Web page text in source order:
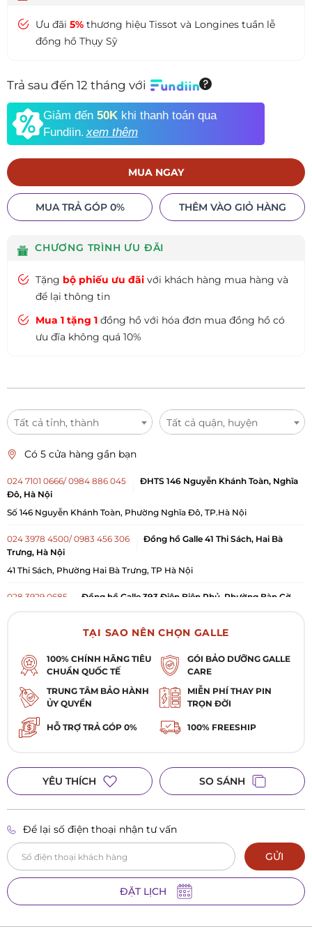
Ưu đãi 5% thương hiệu Tissot và Longines tuần lễ
đồng hồ Thụy Sỹ
Trả sau đến 12 tháng với
Giảm đến 50K khi thanh toán qua
Fundiin.xem thêm
MUA NGAY
MUA TRẢ GÓP 0% THÊM VÀO GIỎ HÀNG
CHƯƠNG TRÌNH ƯU ĐÃI
Tặng bộ phiếu ưu đãi với khách hàng mua hàng và
để lại thông tin
Mua 1 tặng 1 đồng hồ với hóa đơn mua đồng hồ có
ưu đĩa không quá 10%
Tất cả tỉnh, thành Tất cả quận, huyện
Có 5 cửa hàng gần bạn
024 7101 0666/ 0984 886 045
ĐHTS 146 Nguyễn Khánh Toàn, Nghĩa
Đô, Hà Nội
Số 146 Nguyễn Khánh Toàn, Phường Nghĩa Đô, TP.Hà Nội
024 3978 4500/ 0983 456 306
Đồng hồ Galle 41 Thi Sách, Hai Bà
Trưng, Hà Nội
41 Thi Sách, Phường Hai Bà Trưng, TP Hà Nội
028 3929 0685
Đồng hồ Galle 393 Điện Biên Phủ, Phường Bàn Cờ,
393 Điện Biên Phủ, Phường Bàn Cờ, TP. Hồ Chí Minh
0984 909 675
Đồng hồ Galle 5 Nguyễn Đức Cảnh, Lê Chân, Hải
Phòng
Số 5 Nguyễn Đức Cảnh, Phường Lê Chân, TP Hải Phòng
L1-K1 TTTM Vincom Plaza Lý Thái Tổ, Phường Kinh Bắc, TP. Bắc Ninh,
Tỉnh Bắc Ninh
TẠI SAO NÊN CHỌN GALLE
100% CHÍNH HÃNG TIÊU
CHUẨN QUỐC TẾ
GÓI BẢO DƯỠNG GALLE
CARE
TRUNG TÂM BẢO HÀNH
ỦY QUYỀN
MIỄN PHÍ THAY PIN
TRỌN ĐỜI
HỖ TRỢ TRẢ GÓP 0% 100% FREESHIP
YÊU THÍCH SO SÁNH
Để lại số điện thoại nhận tư vấn
GỬI
ĐẶT LỊCH